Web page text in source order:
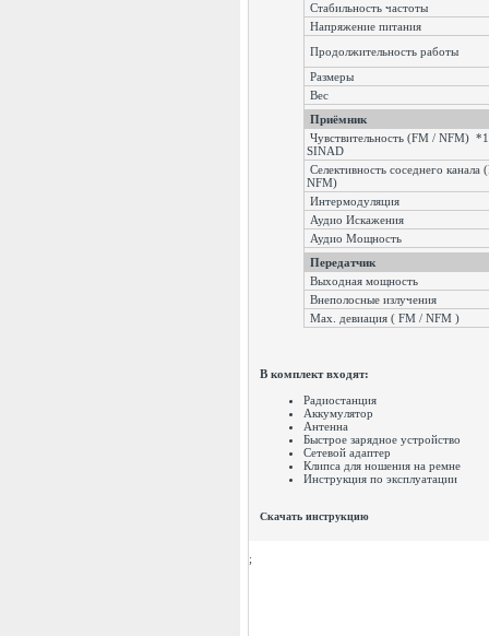
Стабильность частоты
Напряжение питания
Продолжительность работы
Размеры
Вес
Приёмник
Чувствительность (FM / NFM)
SINAD
Селективность соседнего канала
NFM)
Интермодуляция
Аудио Искажения
Аудио Мощность
Передатчик
Выходная мощность
Внеполосные излучения
Max. девиация ( FM / NFM )
В комплект входят:
Радиостанция
Аккумулятор
Антенна
Быстрое зарядное устройство
Сетевой адаптер
Клипса для ношения на ремне
Инструкция по эксплуатации
Скачать инструкцию
;